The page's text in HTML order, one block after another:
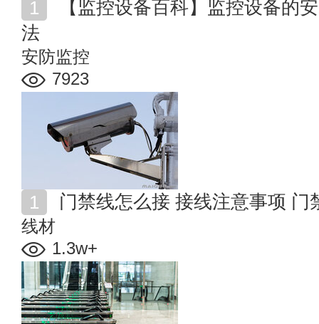
法
安防监控
7923
门禁线怎么接 接线注意事项 门
线材
1.3w+